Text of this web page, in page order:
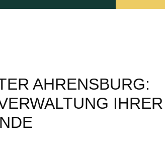
AHRENSBURG:
IHRER